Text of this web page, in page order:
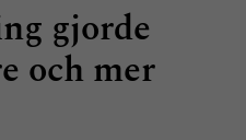
gjorde
och mer